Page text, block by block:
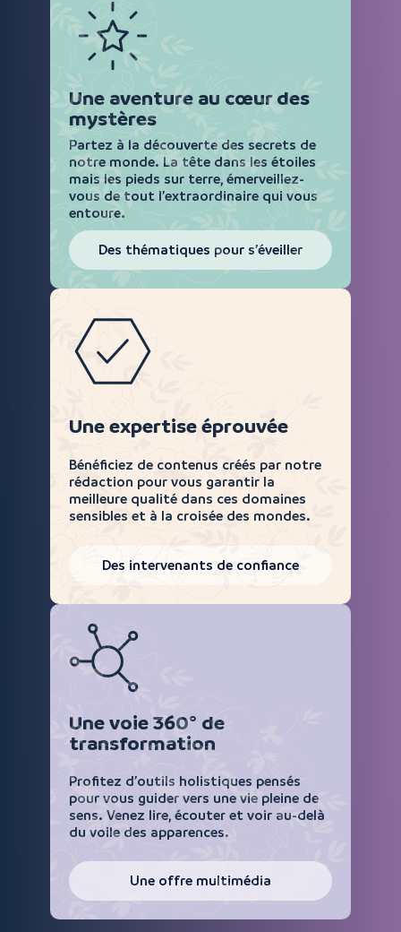
Une aventure au cœur des
mystères
Partez à la découverte des secrets de
notre monde. La tête dans les étoiles
mais les pieds sur terre, émerveillez-
vous de tout l’extraordinaire qui vous
entoure.
Des thématiques pour s’éveiller
Une expertise éprouvée
Bénéficiez de contenus créés par notre
rédaction pour vous garantir la
meilleure qualité dans ces domaines
sensibles et à la croisée des mondes.
Des intervenants de confiance
Une voie 360° de
transformation
Profitez d’outils holistiques pensés
pour vous guider vers une vie pleine de
sens. Venez lire, écouter et voir au-delà
du voile des apparences.
Une offre multimédia